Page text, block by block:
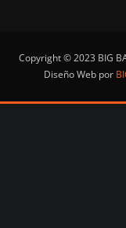
Copyright © 2023 BIG
Diseño Web por